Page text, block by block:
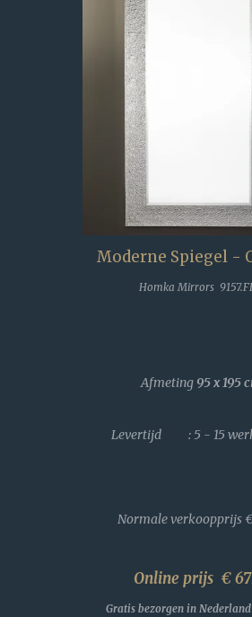
Moderne Spiegel -
Homka Mirrors
Afmeting95 x 195
Levertijd : 5 - 15
Normale verkoopprijs
Online prijs €
Gratis bezorgen in